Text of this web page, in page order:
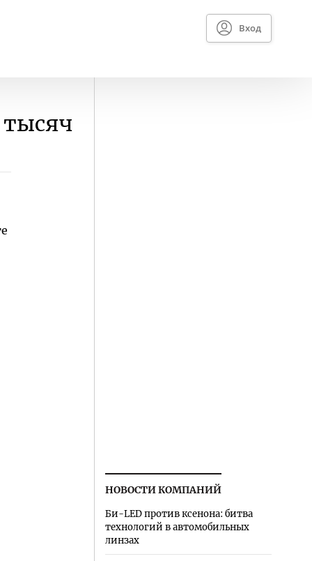
Вход
НОВОСТИ КОМПАНИЙ
Би-LED против ксенона: битва
технологий в автомобильных
линзах